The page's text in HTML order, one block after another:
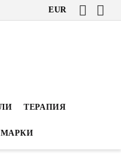
EUR
ТЕРАПИЯ
МАРКИ